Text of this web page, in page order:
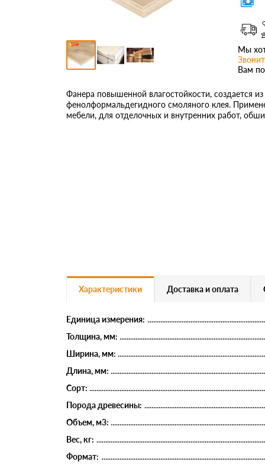
Мы
Вам
Фанера повышенной влагостойкости, создается
фенолформальдегидного смоляного клея.
мебели, для отделочных и внутренних работ,
Характеристики Доставка и оплата
Единица измерения:
Толщина, мм:
Ширина, мм:
Длина, мм:
Сорт:
Порода древесины:
Объем, м3:
Вес, кг:
Формат: